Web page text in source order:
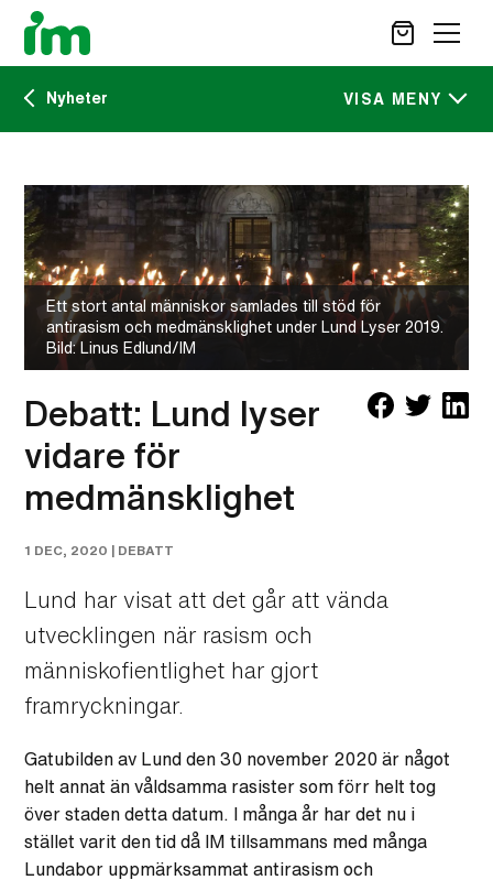
OM IM
VAD VI GÖR
VAD DU KAN GÖRA
AKTUELLT
SÖK
Nyheter VISA MENY
IM:s tidskrift
Nyheter
Ett stort antal människor samlades till stöd för
antirasism och medmänsklighet under Lund Lyser 2019.
Bild: Linus Edlund/IM
Debatt: Lund lyser
vidare för
medmänsklighet
1 DEC, 2020 | DEBATT
Lund har visat att det går att vända
utvecklingen när rasism och
människofientlighet har gjort
framryckningar.
Gatubilden av Lund den 30 november 2020 är något
helt annat än våldsamma rasister som förr helt tog
över staden detta datum. I många år har det nu i
stället varit den tid då IM tillsammans med många
Lundabor uppmärksammat antirasism och